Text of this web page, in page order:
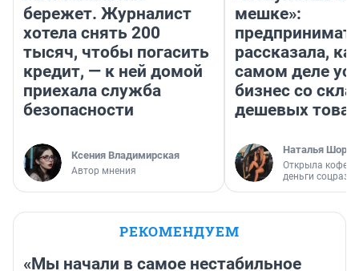
бережет. Журналист
хотела снять 200
тысяч, чтобы погасить
кредит, — к ней домой
приехала служба
безопасности
Ксения Владимирская
Автор мнения
мешке»:
рассказала,
самом деле
бизнес со
дешевых
Наталья
Открыла
деньги
РЕКОМЕНДУЕМ
«Мы начали в самое нестабильное